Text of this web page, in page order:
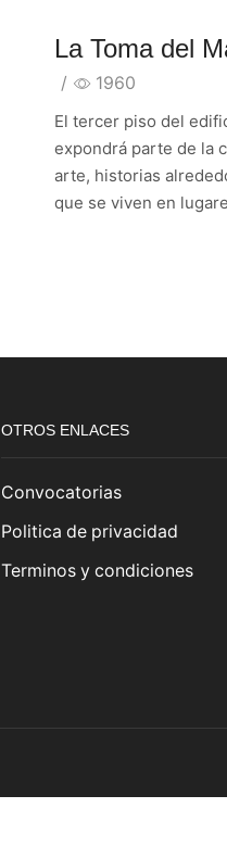
La Toma del
/
1960
El tercer piso del
expondrá parte de la
arte, historias
que se viven en
OTROS ENLACES
Convocatorias
Politica de privacidad
Terminos y condiciones